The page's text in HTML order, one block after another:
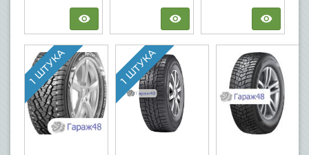
1 ШТУКА 1 ШТУКА